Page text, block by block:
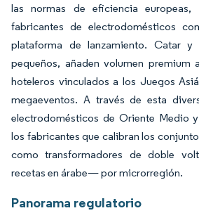
las normas de eficiencia
fabricantes de electrodomésticos
plataforma de lanzamiento. Catar y
pequeños, añaden volumen premium
hoteleros vinculados a los Juegos
megaeventos. A través de esta
electrodomésticos de Oriente Medio
los fabricantes que calibran los
como transformadores de doble
recetas en árabe— por microrregión.
Panorama regulatorio